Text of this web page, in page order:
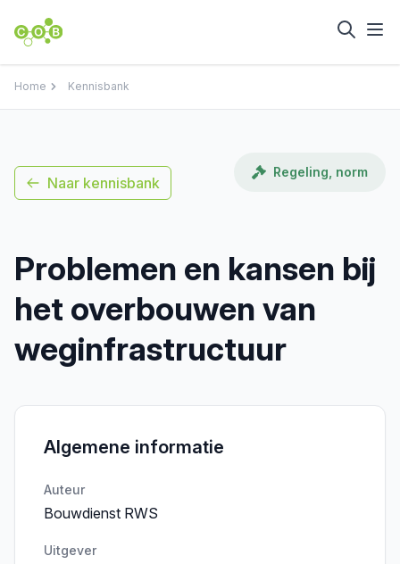
Home Kennisbank
Naar kennisbank
Regeling, norm
Problemen en kansen bij
het overbouwen van
weginfrastructuur
Algemene informatie
Auteur
Bouwdienst RWS
Uitgever